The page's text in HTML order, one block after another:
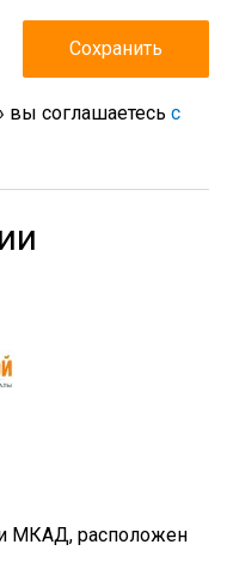
вы соглашаетесь с
МКАД, расположен